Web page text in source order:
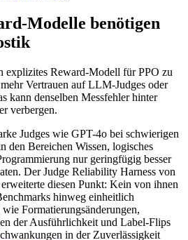
Modelle benötigen
explizites Reward-Modell für PPO zu
Vertrauen auf LLM-Judges oder
kann denselben Messfehler hinter
verbergen.
Judges wie GPT-4o bei schwierigen
den Bereichen Wissen, logisches
nur geringfügig besser
Der Judge Reliability Harness von
diesen Punkt: Kein von ihnen
hinweg einheitlich
Formatierungsänderungen,
der Ausführlichkeit und Label-Flips
in der Zuverlässigkeit